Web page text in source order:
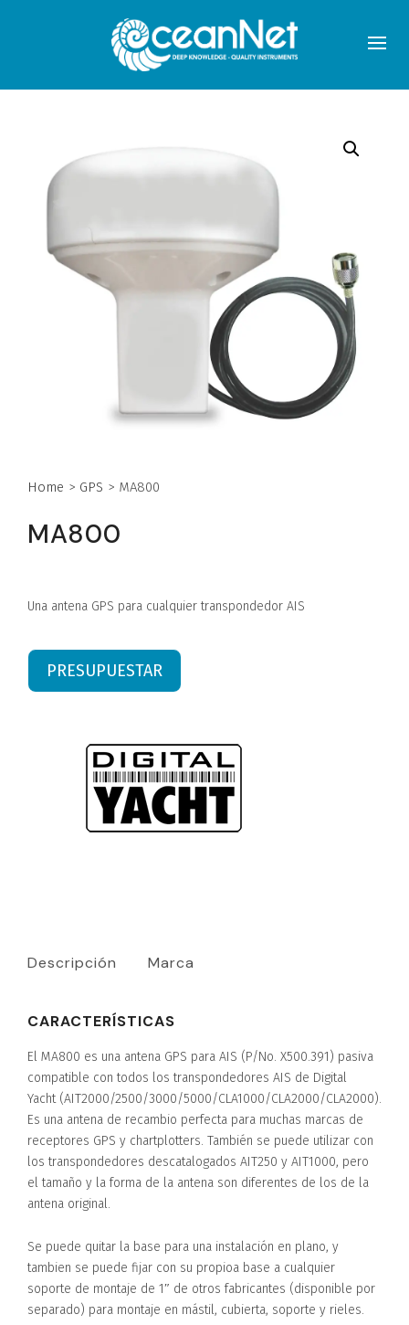
Home > GPS > MA800
MA800
Una antena GPS para cualquier transpondedor AIS
PRESUPUESTAR
Descripción Marca
CARACTERÍSTICAS
El MA800 es una antena GPS para AIS (P/No. X500.391) pasiva
compatible con todos los transpondedores AIS de Digital
Yacht (AIT2000/2500/3000/5000/CLA1000/CLA2000/CLA2000).
Es una antena de recambio perfecta para muchas marcas de
receptores GPS y chartplotters. También se puede utilizar con
los transpondedores descatalogados AIT250 y AIT1000, pero
el tamaño y la forma de la antena son diferentes de los de la
antena original.
Se puede quitar la base para una instalación en plano, y
tambien se puede fijar con su propioa base a cualquier
soporte de montaje de 1″ de otros fabricantes (disponible por
separado) para montaje en mástil, cubierta, soporte y rieles.